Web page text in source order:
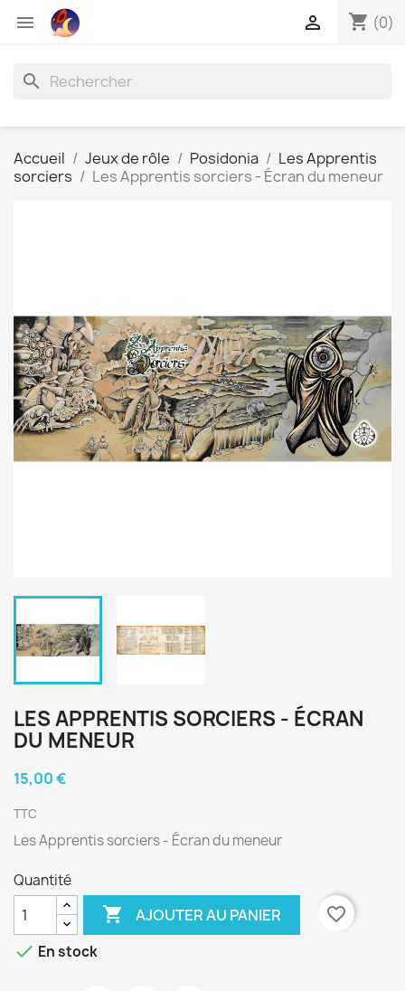
 shopping_cart (0)

search
Accueil Jeux de rôle Posidonia
Les Apprentis
sorciers
Les Apprentis sorciers - Écran du meneur
LES APPRENTIS SORCIERS - ÉCRAN
DU MENEUR
15,00 €
TTC
Les Apprentis sorciers - Écran du meneur
Quantité
 AJOUTER AU PANIER
favorite_border
 En stock